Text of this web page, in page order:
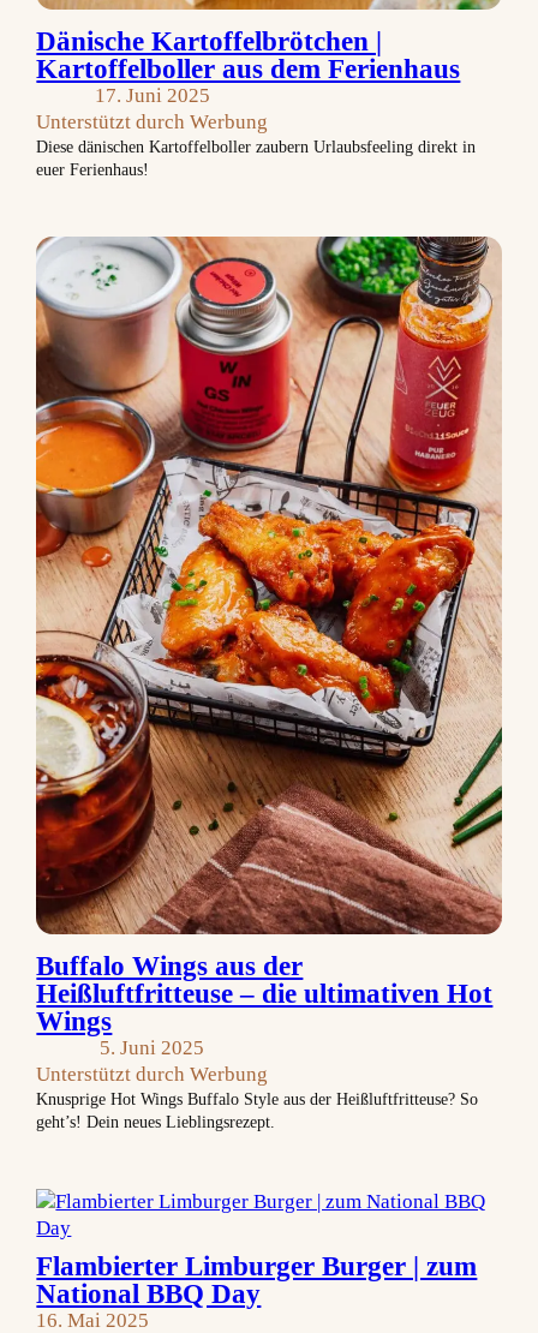
Dänische Kartoffelbrötchen |
Kartoffelboller aus dem Ferienhaus
17. Juni 2025
Unterstützt durch Werbung
Diese dänischen Kartoffelboller zaubern Urlaubsfeeling direkt in
euer Ferienhaus!
Buffalo Wings aus der
Heißluftfritteuse – die ultimativen Hot
Wings
5. Juni 2025
Unterstützt durch Werbung
Knusprige Hot Wings Buffalo Style aus der Heißluftfritteuse? So
geht’s! Dein neues Lieblingsrezept.
Flambierter Limburger Burger | zum
National BBQ Day
16. Mai 2025